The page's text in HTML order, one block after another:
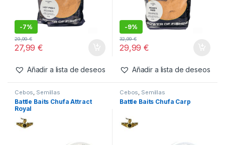
-7%
27,99€
29,99€
Añadir a lista de deseos
-9%
29,99€
32,99€
Añadir a lista de deseos
Cebos, Semillas
Battle Baits Chufa Attract
Royal
Cebos, Semillas
Battle Baits Chufa Carp